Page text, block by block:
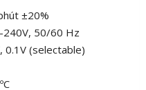
±20%
240V, 50/60 Hz
0.1V (selectable)